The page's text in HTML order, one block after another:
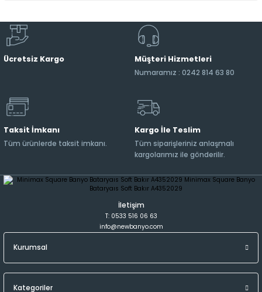
Ücretsiz Kargo Müşteri Hizmetleri
Numaramız : 0242 814 63 80
Taksit İmkanı
Tüm ürünlerde taksit imkanı.
Kargo İle Teslim
Tüm siparişleriniz anlaşmalı
kargolarımız ile gönderilir.
İletişim
T: 0533 516 06 63
info@newbanyo.com
Kurumsal
Kategoriler